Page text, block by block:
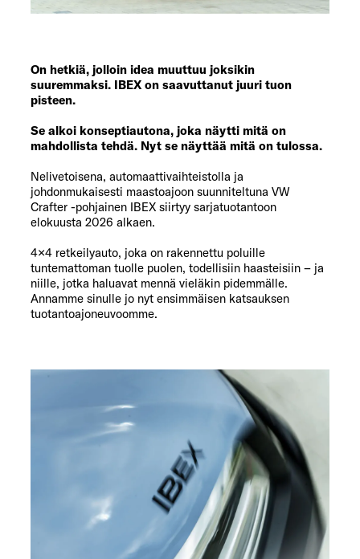
On hetkiä, jolloin idea muuttuu joksikin
suuremmaksi. IBEX on saavuttanut juuri tuon
pisteen.
Se alkoi konseptiautona, joka näytti mitä on
mahdollista tehdä. Nyt se näyttää mitä on tulossa.
Nelivetoisena, automaattivaihteistolla ja
johdonmukaisesti maastoajoon suunniteltuna VW
Crafter -pohjainen IBEX siirtyy sarjatuotantoon
elokuusta 2026 alkaen.
4×4 retkeilyauto, joka on rakennettu poluille
tuntemattoman tuolle puolen, todellisiin haasteisiin – ja
niille, jotka haluavat mennä vieläkin pidemmälle.
Annamme sinulle jo nyt ensimmäisen katsauksen
tuotantoajoneuvoomme.